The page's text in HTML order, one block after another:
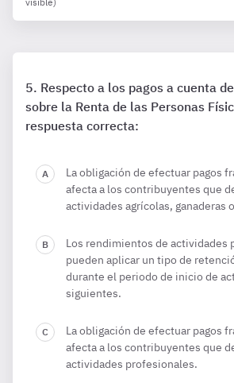
Respecto a los pagos a cuenta
sobre la Renta de las Personas
respuesta correcta:
La obligación de efectuar pagos
afecta a los contribuyentes que
actividades agrícolas, ganaderas
Los rendimientos de actividades
pueden aplicar un tipo de
durante el periodo de inicio de
siguientes.
La obligación de efectuar pagos
afecta a los contribuyentes que
actividades profesionales.